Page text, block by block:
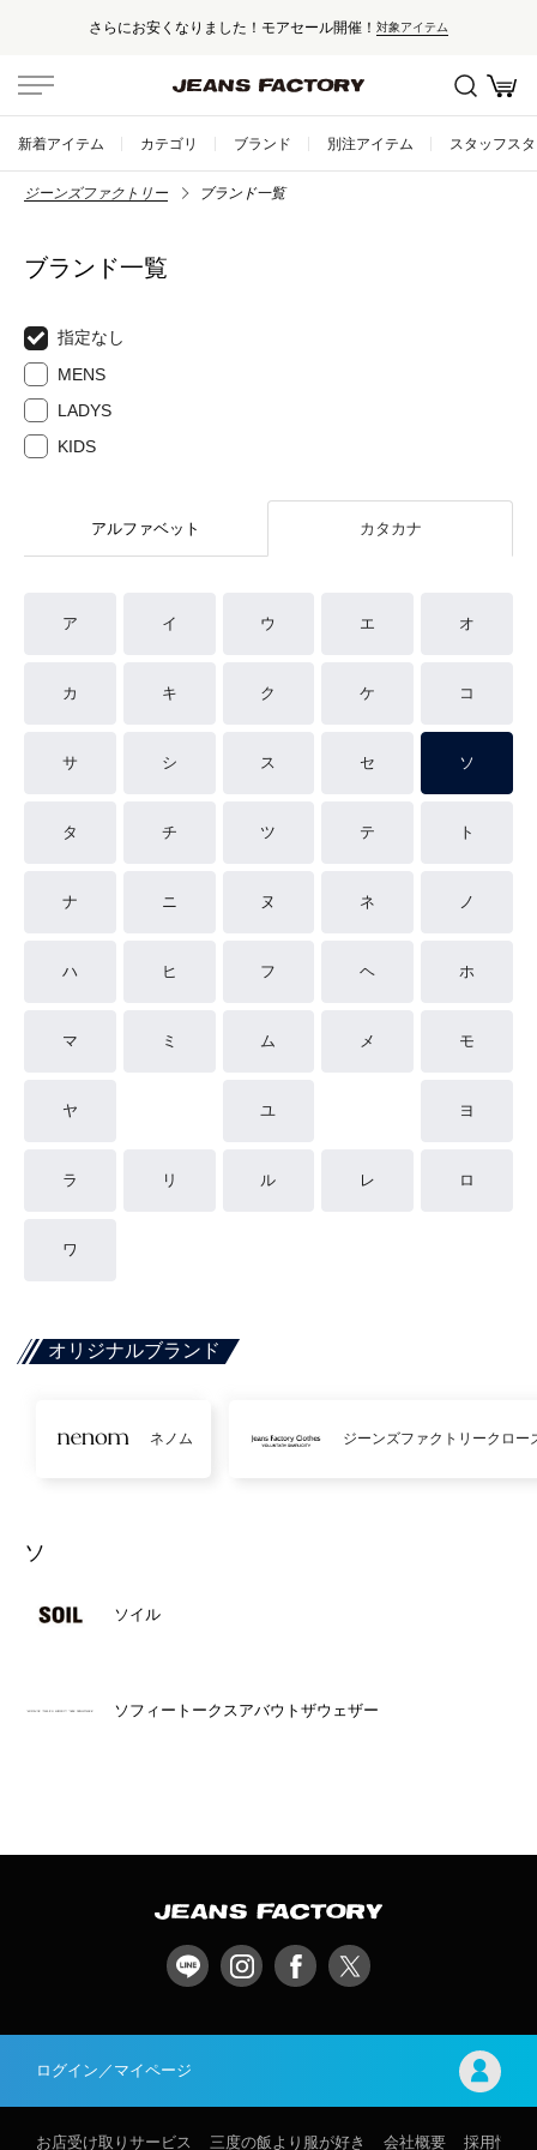
さらにお安くなりました！モアセール開催！ 対象アイテム
新着アイテム カテゴリ ブランド 別注アイテム スタッフス
ジーンズファクトリー ブランド一覧
ブランド一覧
指定なし
MENS
LADYS
KIDS
アルファベット カタカナ
ア イ ウ エ オ
カ キ ク ケ コ
サ シ ス セ ソ
タ チ ツ テ ト
ナ ニ ヌ ネ ノ
ハ ヒ フ ヘ ホ
マ ミ ム メ モ
ヤ ユ ヨ
ラ リ ル レ ロ
ワ
オリジナルブランド
ネノム ジーンズファクトリークロー
ソ
ソイル
ソフィートークスアバウトザウェザー
ログイン／マイページ
お店受け取りサービス 三度の飯より服が好き 会社概要 採用情報